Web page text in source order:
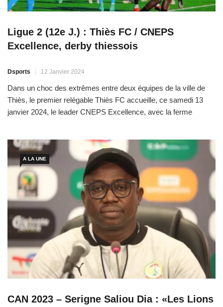
Ligue 2 (12e J.) : Thiès FC / CNEPS
Excellence, derby thiessois
Dsports 12 Janvier 2024
Dans un choc des extrêmes entre deux équipes de la ville de
Thiès, le premier relégable Thiès FC accueille, ce samedi 13
janvier 2024, le leader CNEPS Excellence, avec la ferme
A LA UNE
CAN 2023 – Serigne Saliou Dia : «Les Lions